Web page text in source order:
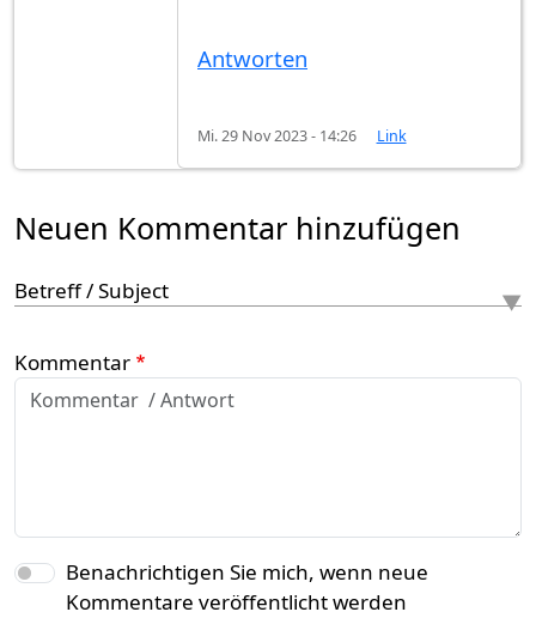
Antworten
Mi. 29 Nov 2023 - 14:26 Link
Neuen Kommentar hinzufügen
Betreff / Subject
Kommentar
Benachrichtigen Sie mich, wenn neue
Kommentare veröffentlicht werden